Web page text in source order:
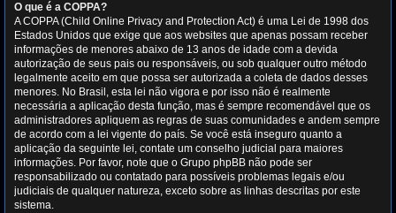
O que é a COPPA?
A COPPA (Child Online Privacy and Protection Act) é uma Lei de 1998 dos
Estados Unidos que exige que aos websites que apenas possam receber
informações de menores abaixo de 13 anos de idade com a devida
autorização de seus pais ou responsáveis, ou sob qualquer outro método
legalmente aceito em que possa ser autorizada a coleta de dados desses
menores. No Brasil, esta lei não vigora e por isso não é realmente
necessária a aplicação desta função, mas é sempre recomendável que os
administradores apliquem as regras de suas comunidades e andem sempre
de acordo com a lei vigente do país. Se você está inseguro quanto a
aplicação da seguinte lei, contate um conselho judicial para maiores
informações. Por favor, note que o Grupo phpBB não pode ser
responsabilizado ou contatado para possíveis problemas legais e/ou
judiciais de qualquer natureza, exceto sobre as linhas descritas por este
sistema.